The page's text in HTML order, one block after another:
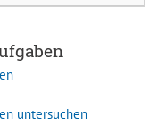
untersuchen